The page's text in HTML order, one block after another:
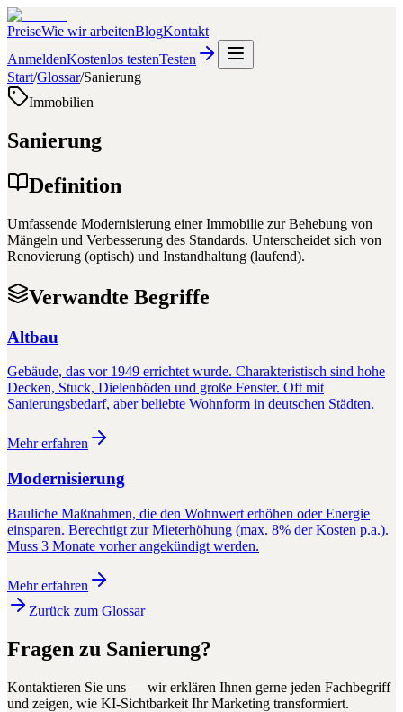
PreiseWie wir arbeitenBlogKontakt
AnmeldenKostenlos testenTesten
Start/Glossar/Sanierung
Immobilien
Sanierung
Definition
Umfassende Modernisierung einer Immobilie zur Behebung von
Mängeln und Verbesserung des Standards. Unterscheidet sich von
Renovierung (optisch) und Instandhaltung (laufend).
Verwandte Begriffe
Altbau
Gebäude, das vor 1949 errichtet wurde. Charakteristisch sind hohe
Decken, Stuck, Dielenböden und große Fenster. Oft mit
Sanierungsbedarf, aber beliebte Wohnform in deutschen Städten.
Mehr erfahren
Modernisierung
Bauliche Maßnahmen, die den Wohnwert erhöhen oder Energie
einsparen. Berechtigt zur Mieterhöhung (max. 8% der Kosten p.a.).
Muss 3 Monate vorher angekündigt werden.
Mehr erfahren
Zurück zum Glossar
Fragen zu Sanierung?
Kontaktieren Sie uns — wir erklären Ihnen gerne jeden Fachbegriff
und zeigen, wie KI-Sichtbarkeit Ihr Marketing transformiert.